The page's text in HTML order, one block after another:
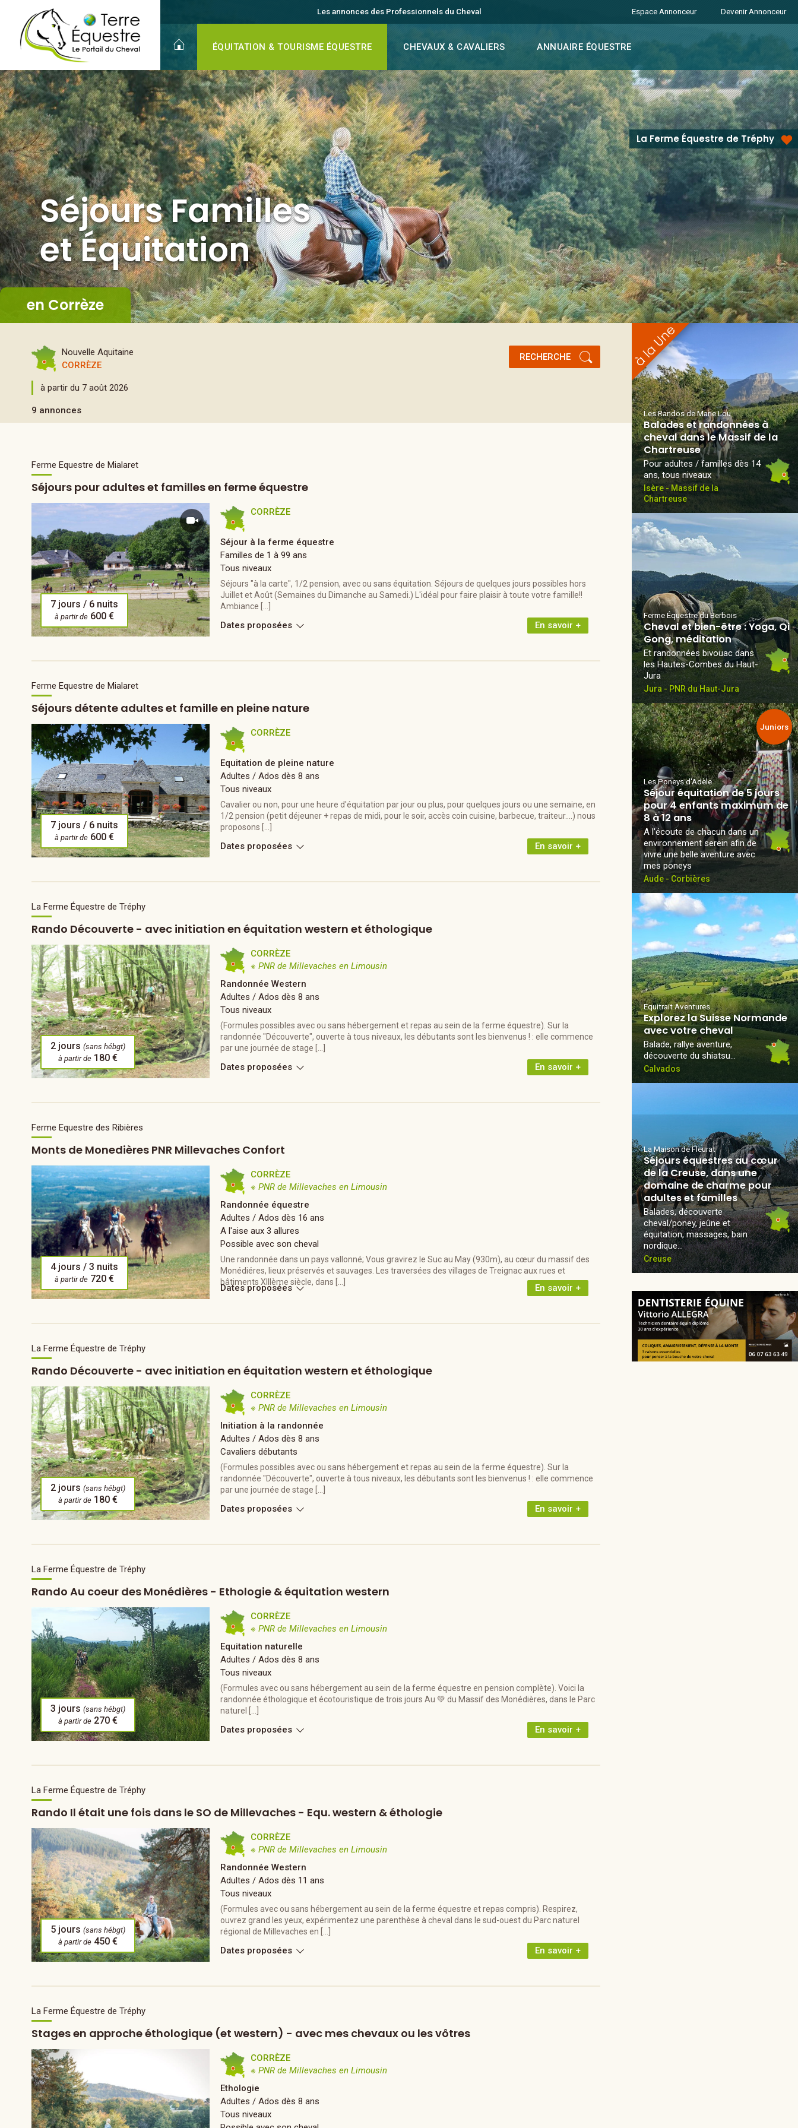
Séjours Familles Les annonces des Professionnels du Cheval
ÉQUITATION & TOURISME ÉQUESTRE CHEVAUX & CAVALIERS ANNUAIRE ÉQUESTRE
Espace Annonceur Devenir Annonceur
Séjours Familles
et Équitation
en Corrèze
La Ferme Équestre de Tréphy
RECHERCHE
Nouvelle Aquitaine
CORRÈZE
à partir du 7 août 2026
9 annonces
Ferme Equestre de Mialaret
Séjours pour adultes et familles en ferme équestre
7 jours / 6 nuits
à partir de 600 €
CORRÈZE
Séjour à la ferme équestre
Familles de 1 à 99 ans
Tous niveaux
Séjours "à la carte", 1/2 pension, avec ou sans équitation. Séjours de quelques jours possibles hors
Juillet et Août (Semaines du Dimanche au Samedi.) L'idéal pour faire plaisir à toute votre famille!!
Ambiance […]
En savoir +
Dates proposées
Ferme Equestre de Mialaret
Séjours détente adultes et famille en pleine nature
7 jours / 6 nuits
à partir de 600 €
CORRÈZE
Equitation de pleine nature
Adultes / Ados dès 8 ans
Tous niveaux
Cavalier ou non, pour une heure d'équitation par jour ou plus, pour quelques jours ou une semaine, en
1/2 pension (petit déjeuner + repas de midi, pour le soir, accès coin cuisine, barbecue, traiteur....) nous
proposons […]
En savoir +
Dates proposées
La Ferme Équestre de Tréphy
Rando Découverte - avec initiation en équitation western et éthologique
2 jours(sans hébgt)
à partir de 180 €
CORRÈZE
※ PNR de Millevaches en Limousin
Randonnée Western
Adultes / Ados dès 8 ans
Tous niveaux
(Formules possibles avec ou sans hébergement et repas au sein de la ferme équestre). Sur la
randonnée "Découverte", ouverte à tous niveaux, les débutants sont les bienvenus ! : elle commence
par une journée de stage […]
En savoir +
Dates proposées
Ferme Equestre des Ribières
Monts de Monedières PNR Millevaches Confort
4 jours / 3 nuits
à partir de 720 €
CORRÈZE
※ PNR de Millevaches en Limousin
Randonnée équestre
Adultes / Ados dès 16 ans
A l'aise aux 3 allures
Possible avec son cheval
Une randonnée dans un pays vallonné; Vous gravirez le Suc au May (930m), au cœur du massif des
Monédiéres, lieux préservés et sauvages. Les traversées des villages de Treignac aux rues et
bâtiments XIIIème siècle, dans […]
En savoir +
Dates proposées
La Ferme Équestre de Tréphy
Rando Découverte - avec initiation en équitation western et éthologique
2 jours(sans hébgt)
à partir de 180 €
CORRÈZE
※ PNR de Millevaches en Limousin
Initiation à la randonnée
Adultes / Ados dès 8 ans
Cavaliers débutants
(Formules possibles avec ou sans hébergement et repas au sein de la ferme équestre). Sur la
randonnée "Découverte", ouverte à tous niveaux, les débutants sont les bienvenus ! : elle commence
par une journée de stage […]
En savoir +
Dates proposées
La Ferme Équestre de Tréphy
Rando Au coeur des Monédières - Ethologie & équitation western
3 jours(sans hébgt)
à partir de 270 €
CORRÈZE
※ PNR de Millevaches en Limousin
Equitation naturelle
Adultes / Ados dès 8 ans
Tous niveaux
(Formules avec ou sans hébergement au sein de la ferme équestre en pension complète). Voici la
randonnée éthologique et écotouristique de trois jours Au 💚 du Massif des Monédières, dans le Parc
naturel […]
En savoir +
Dates proposées
La Ferme Équestre de Tréphy
Rando Il était une fois dans le SO de Millevaches - Equ. western & éthologie
5 jours(sans hébgt)
à partir de 450 €
CORRÈZE
※ PNR de Millevaches en Limousin
Randonnée Western
Adultes / Ados dès 11 ans
Tous niveaux
(Formules avec ou sans hébergement au sein de la ferme équestre et repas compris). Respirez,
ouvrez grand les yeux, expérimentez une parenthèse à cheval dans le sud-ouest du Parc naturel
régional de Millevaches en […]
En savoir +
Dates proposées
La Ferme Équestre de Tréphy
Stages en approche éthologique (et western) - avec mes chevaux ou les vôtres
CORRÈZE
※ PNR de Millevaches en Limousin
Ethologie
Adultes / Ados dès 8 ans
Tous niveaux
Les Randos de Marie Lou
Balades et randonnées à
cheval dans le Massif de la
Chartreuse
Pour adultes / familles dès 14
ans, tous niveaux
Isère - Massif de la
Chartreuse
Ferme Équestre du Berbois
Cheval et bien-être : Yoga, Qi
Gong, méditation
Et randonnées bivouac dans
les Hautes-Combes du Haut-
Jura
Jura - PNR du Haut-Jura
Juniors
Les Poneys d'Adèle
Séjour équitation de 5 jours
pour 4 enfants maximum de
8 à 12 ans
A l'écoute de chacun dans un
environnement serein afin de
vivre une belle aventure avec
mes poneys
Aude - Corbières
Equitrait Aventures
Explorez la Suisse Normande
avec votre cheval
Balade, rallye aventure,
découverte du shiatsu…
Calvados
La Maison de Fleurat
Séjours équestres au cœur
de la Creuse, dans une
domaine de charme pour
adultes et familles
Balades, découverte
cheval/poney, jeûne et
équitation, massages, bain
nordique...
Creuse